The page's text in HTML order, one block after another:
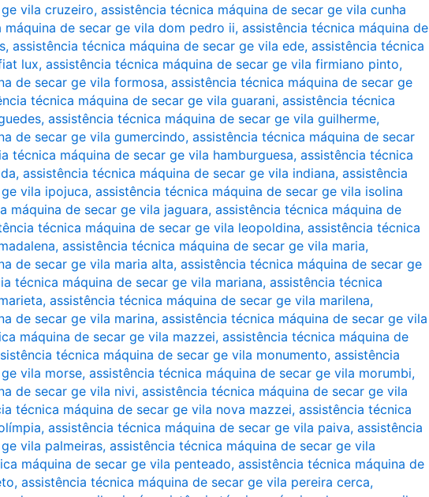
vila cruzeiro, assistência técnica máquina de secar ge vila cunha
máquina de secar ge vila dom pedro ii, assistência técnica máquina de
, assistência técnica máquina de secar ge vila ede, assistência técnica
lux, assistência técnica máquina de secar ge vila firmiano pinto,
de secar ge vila formosa, assistência técnica máquina de secar ge
técnica máquina de secar ge vila guarani, assistência técnica
, assistência técnica máquina de secar ge vila guilherme,
de secar ge vila gumercindo, assistência técnica máquina de secar
técnica máquina de secar ge vila hamburguesa, assistência técnica
, assistência técnica máquina de secar ge vila indiana, assistência
vila ipojuca, assistência técnica máquina de secar ge vila isolina
máquina de secar ge vila jaguara, assistência técnica máquina de
técnica máquina de secar ge vila leopoldina, assistência técnica
, assistência técnica máquina de secar ge vila maria,
de secar ge vila maria alta, assistência técnica máquina de secar ge
técnica máquina de secar ge vila mariana, assistência técnica
, assistência técnica máquina de secar ge vila marilena,
de secar ge vila marina, assistência técnica máquina de secar ge vila
máquina de secar ge vila mazzei, assistência técnica máquina de
técnica máquina de secar ge vila monumento, assistência
vila morse, assistência técnica máquina de secar ge vila morumbi,
de secar ge vila nivi, assistência técnica máquina de secar ge vila
técnica máquina de secar ge vila nova mazzei, assistência técnica
, assistência técnica máquina de secar ge vila paiva, assistência
vila palmeiras, assistência técnica máquina de secar ge vila
máquina de secar ge vila penteado, assistência técnica máquina de
, assistência técnica máquina de secar ge vila pereira cerca,